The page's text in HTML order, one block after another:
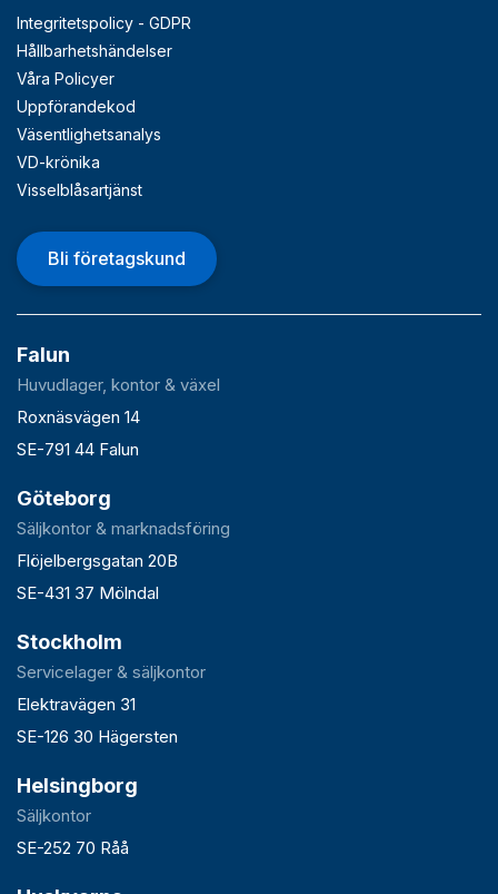
Integritetspolicy - GDPR
Hållbarhetshändelser
Våra Policyer
Uppförandekod
Väsentlighetsanalys
VD-krönika
Visselblåsartjänst
Bli företagskund
Falun
Huvudlager, kontor & växel
Roxnäsvägen 14
SE-791 44 Falun
Göteborg
Säljkontor & marknadsföring
Flöjelbergsgatan 20B
SE-431 37 Mölndal
Stockholm
Servicelager & säljkontor
Elektravägen 31
SE-126 30 Hägersten
Helsingborg
Säljkontor
SE-252 70 Råå